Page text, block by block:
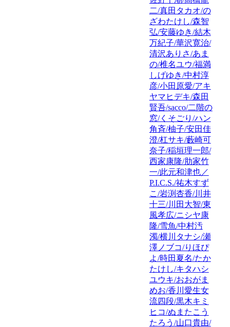
二/真田タカオ/の
ざわたけし/森智
弘/安藤ゆき/結木
万紀子/華沢寛治/
清沢ありさ/あま
の/椎名ユウ/福満
しげゆき/中村淳
彦/小田原愛/アキ
ヤマヒデキ/森田
賢吾/sacco/二階の
窓/くそごり/ハン
角斉/柚子/安田佳
澄/杠サキ/藪崎可
奈子/稲垣理一郎/
西家康隆/肋家竹
一/此元和津也／
P.I.C.S./祐木すず
こ/岩渕杏香/川井
十三/川田大智/東
風孝広/ニシヤ康
隆/雪魚/中村汚
濁/横川タナシ/瀬
澤ノブコ/りほぴ
よ/時田夏名/たか
たけし/キタハシ
ユウキ/おおがま
めお/香川愛生女
流四段/黒木キミ
ヒコ/ぬまたこう
たろう/山口貴由/